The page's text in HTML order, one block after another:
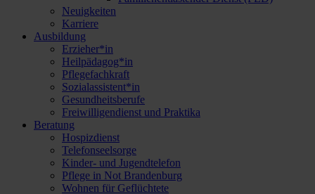
Neuigkeiten
Karriere
Ausbildung
Erzieher*in
Heilpädagog*in
Pflegefachkraft
Sozialassistent*in
Gesundheitsberufe
Freiwilligendienst und Praktika
Beratung
Hospizdienst
Telefonseelsorge
Kinder- und Jugendtelefon
Pflege in Not Brandenburg
Wohnen für Geflüchtete